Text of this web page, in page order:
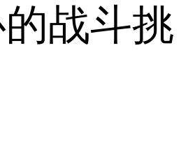
战斗挑